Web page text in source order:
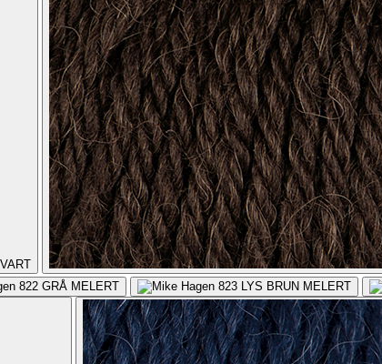
822 GRÅ MELERT 823 LYS BRUN MELERT